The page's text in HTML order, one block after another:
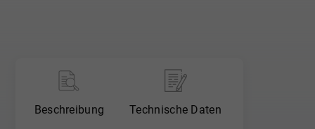
Beschreibung Technische Daten